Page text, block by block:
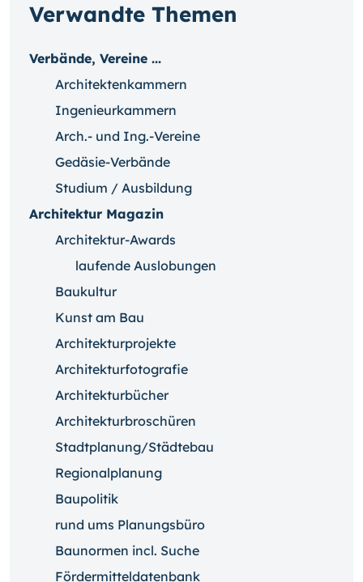
Verwandte Themen
Verbände, Vereine ...
Architektenkammern
Ingenieurkammern
Arch.- und Ing.-Vereine
Gedäsie-Verbände
Studium / Ausbildung
Architektur Magazin
Architektur-Awards
laufende Auslobungen
Baukultur
Kunst am Bau
Architekturprojekte
Architekturfotografie
Architekturbücher
Architekturbroschüren
Stadtplanung/Städtebau
Regionalplanung
Baupolitik
rund ums Planungsbüro
Baunormen incl. Suche
Fördermitteldatenbank